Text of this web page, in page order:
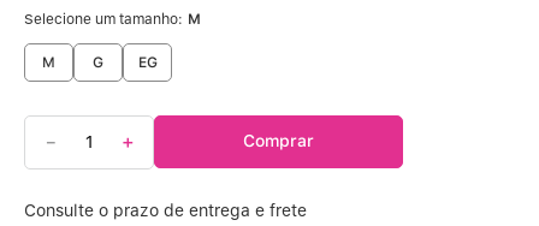
Selecione um tamanho: M
M G EG
＋
－ Comprar
º Multifuncional
Algodão Egípcio